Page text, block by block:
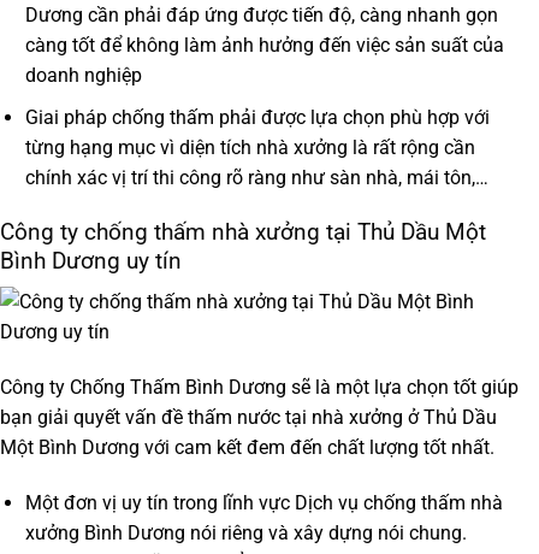
Dương cần phải đáp ứng được tiến độ, càng nhanh gọn
càng tốt để không làm ảnh hưởng đến việc sản suất của
doanh nghiệp
Giai pháp chống thấm phải được lựa chọn phù hợp với
từng hạng mục vì diện tích nhà xưởng là rất rộng cần
chính xác vị trí thi công rõ ràng như sàn nhà, mái tôn,…
Công ty chống thấm nhà xưởng tại Thủ Dầu Một
Bình Dương uy tín
Công ty Chống Thấm Bình Dương sẽ là một lựa chọn tốt giúp
bạn giải quyết vấn đề thấm nước tại nhà xưởng ở Thủ Dầu
Một Bình Dương với cam kết đem đến chất lượng tốt nhất.
Một đơn vị uy tín trong lĩnh vực Dịch vụ chống thấm nhà
xưởng Bình Dương nói riêng và xây dựng nói chung.